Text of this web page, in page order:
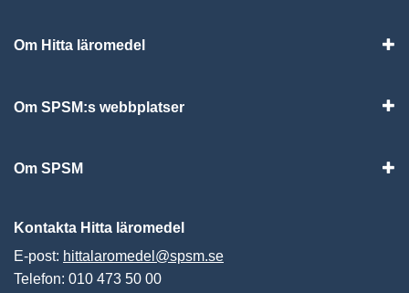
Om Hitta läromedel
Om SPSM:s webbplatser
Om SPSM
Kontakta Hitta läromedel
E-post: hittalaromedel@spsm.se
Telefon: 010 473 50 00